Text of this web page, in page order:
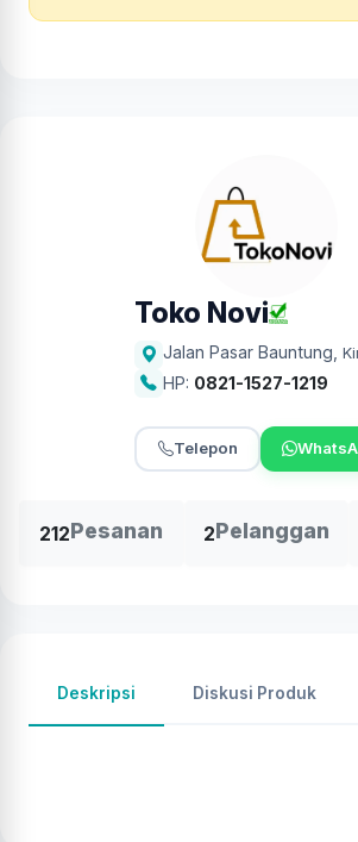
Toko Novi
Jalan Pasar Bauntung
HP: 0821-1527-1219
Telepon
212Pesanan 2Pelanggan
Deskripsi Diskusi Produk